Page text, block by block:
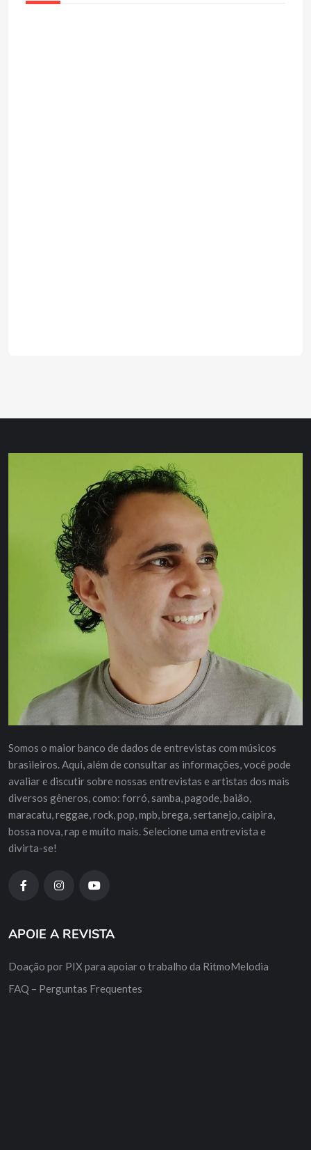
Somos o maior banco de dados de entrevistas com músicos
brasileiros. Aqui, além de consultar as informações, você pode
avaliar e discutir sobre nossas entrevistas e artistas dos mais
diversos gêneros, como: forró, samba, pagode, baião,
maracatu, reggae, rock, pop, mpb, brega, sertanejo, caipira,
bossa nova, rap e muito mais. Selecione uma entrevista e
divirta-se!
APOIE A REVISTA
Doação por PIX para apoiar o trabalho da RitmoMelodia
FAQ – Perguntas Frequentes